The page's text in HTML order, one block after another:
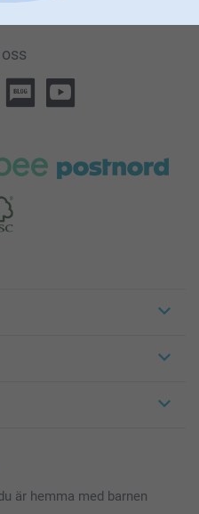
är hemma med barnen